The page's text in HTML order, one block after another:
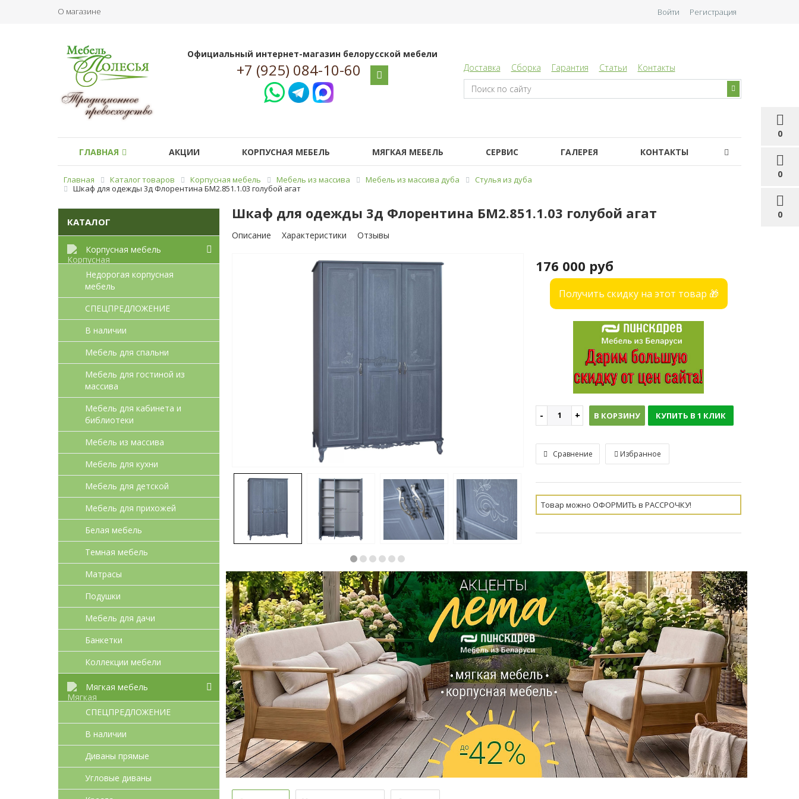
О магазине
0
0
0
Войти Регистрация
Официальный интернет-магазин белорусской мебели
+7 (925) 084-10-60 Доставка Сборка Гарантия Статьи Контакты
ГЛАВНАЯ АКЦИИ КОРПУСНАЯ МЕБЕЛЬ МЯГКАЯ МЕБЕЛЬ СЕРВИС ГАЛЕРЕЯ КОНТАКТЫ
Главная Каталог товаров Корпусная мебель Мебель из массива Мебель из массива дуба
Стулья из дуба
Шкаф для одежды 3д Флорентина БМ2.851.1.03 голубой агат
КАТАЛОГ
Корпусная мебель
Недорогая корпусная
мебель
СПЕЦПРЕДЛОЖЕНИЕ
В наличии
Мебель для спальни
Мебель для гостиной из
массива
Мебель для кабинета и
библиотеки
Мебель из массива
Мебель для кухни
Мебель для детcкой
Мебель для прихожей
Белая мебель
Темная мебель
Матрасы
Подушки
Мебель для дачи
Банкетки
Коллекции мебели
Мягкая мебель
СПЕЦПРЕДЛОЖЕНИЕ
В наличии
Диваны прямые
Угловые диваны
Шкаф для одежды 3д Флорентина БМ2.851.1.03 голубой агат
Описание Характеристики Отзывы
176 000 руб
Получить скидку на этот товар 🎁
В КОРЗИНУ КУПИТЬ В 1 КЛИК
Сравнение Избранное
Товар можно ОФОРМИТЬ в РАССРОЧКУ!